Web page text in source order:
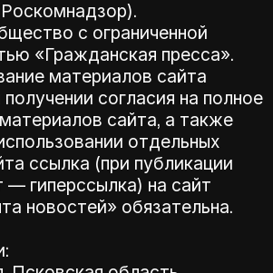
с ограниченной
«Гражданская пресса».
материалов сайта
согласия на полное
сайта, а также
отдельных
ссылка (при публикации
— гиперссылка) на сайт
новостей» обязательна.